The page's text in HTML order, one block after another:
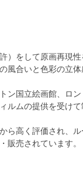
）をして原画再現
風合いと色彩の立
ン国立絵画館、ロ
ルムの提供を受け
ら高く評価され、
販売されています。